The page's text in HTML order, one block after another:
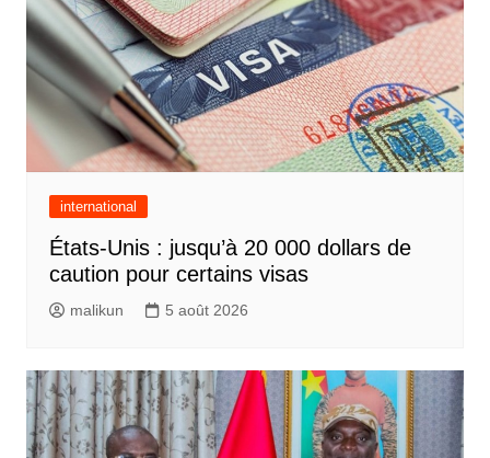
international
États-Unis : jusqu’à 20 000 dollars de
caution pour certains visas
malikun 5 août 2026